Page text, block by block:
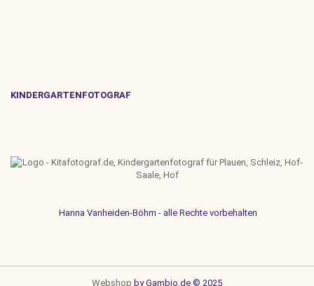
KINDERGARTENFOTOGRAF
Hanna Vanheiden-Böhm - alle Rechte vorbehalten
Webshop by Gambio.de © 2025